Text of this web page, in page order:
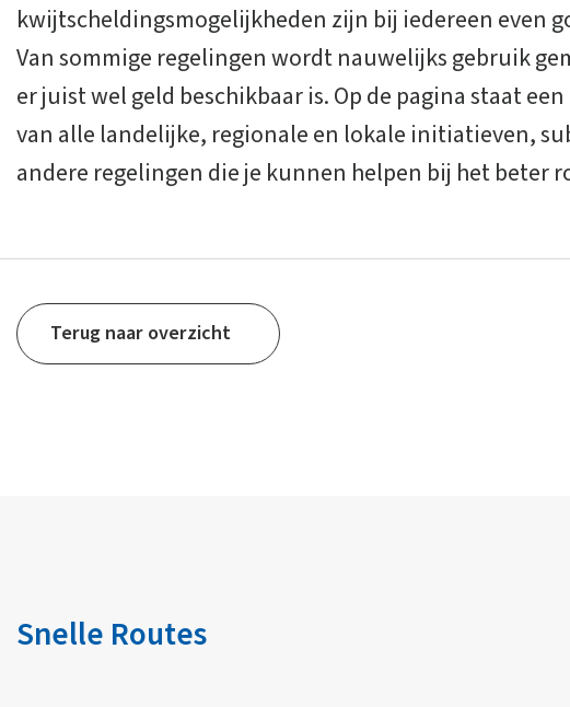
kwijtscheldingsmogelijkheden zijn bij iedereen even
Van sommige regelingen wordt nauwelijks gebruik
er juist wel geld beschikbaar is. Op de pagina staat
van alle landelijke, regionale en lokale initiatieven,
andere regelingen die je kunnen helpen bij het beter
Terug naar overzicht
Snelle Routes